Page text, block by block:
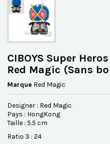
CIBOYS Super
Red Magic (Sans
Marque Red Magic
Designer : Red Magic
Pays : HongKong
Taille : 5.5 cm
Ratio 3 : 24